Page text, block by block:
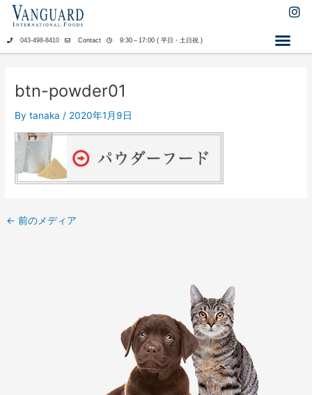
ス
I
043-498-8410 Contact 9:30～17:00 ( 平日・土日祝 )
btn-powder01
Bytanaka / 2020年1月9日
← 前のメディア